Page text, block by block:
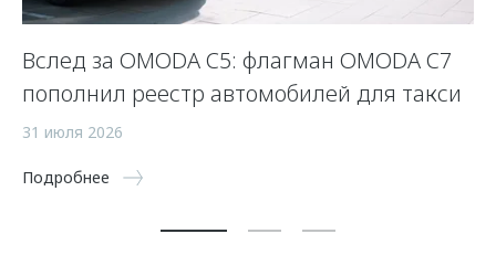
Вслед за OMODA C5: флагман OMODA C7
пополнил реестр автомобилей для такси
31 июля 2026
Подробнее